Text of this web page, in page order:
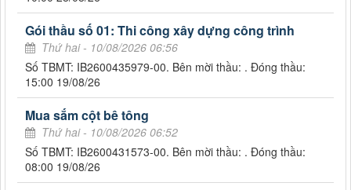
Gói thầu số 01: Thi công xây dựng công trình
Thứ hai - 10/08/2026 06:56
Số TBMT: IB2600435979-00. Bên mời thầu: . Đóng thầu:
15:00 19/08/26
Mua sắm cột bê tông
Thứ hai - 10/08/2026 06:52
Số TBMT: IB2600431573-00. Bên mời thầu: . Đóng thầu:
08:00 19/08/26